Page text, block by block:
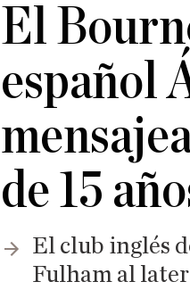
El
español
de 15
El club inglés
Fulham al